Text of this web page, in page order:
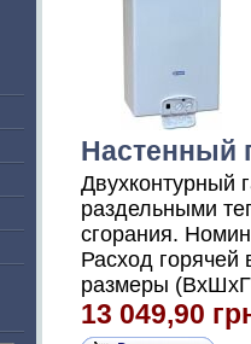
Настенный
Двухконтурный
раздельными
сгорания.
Расход
размеры
13 049,90